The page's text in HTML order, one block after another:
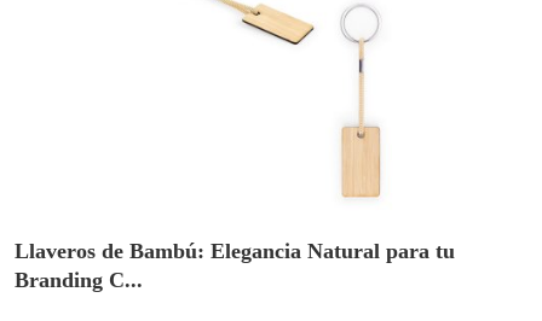
Llaveros de Bambú: Elegancia Natural para tu
Branding C...